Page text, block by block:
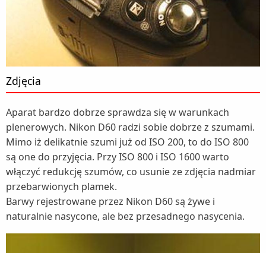
Zdjęcia
Aparat bardzo dobrze sprawdza się w warunkach
plenerowych. Nikon D60 radzi sobie dobrze z szumami.
Mimo iż delikatnie szumi już od ISO 200, to do ISO 800
są one do przyjęcia. Przy ISO 800 i ISO 1600 warto
włączyć redukcję szumów, co usunie ze zdjęcia nadmiar
przebarwionych plamek.
Barwy rejestrowane przez Nikon D60 są żywe i
naturalnie nasycone, ale bez przesadnego nasycenia.